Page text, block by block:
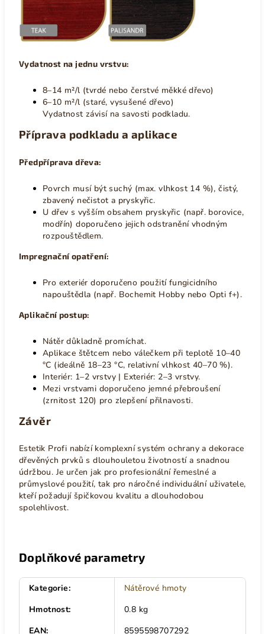
Vydatnost na jednu vrstvu:
8–14 m²/l (tvrdé nebo čerstvé měkké dřevo)
6–10 m²/l (staré, vysušené dřevo)
Vydatnost závisí na savosti podkladu.
Příprava podkladu a aplikace
Předpříprava dřeva:
Povrch musí být suchý (max. vlhkost 14 %), čistý,
zbavený nečistot a pryskyřic.
U dřev s vyšším obsahem pryskyřic (např. borovice,
modřín) doporučeno jejich odstranění vhodným
rozpouštědlem.
Impregnační opatření:
Pro exteriér doporučeno použití fungicidního
napouštědla (např. Bochemit Hobby nebo Opti f+).
Aplikační postup:
Nátěr důkladně promíchat.
Aplikace štětcem nebo válečkem při teplotě 10–40
°C (ideálně 18–23 °C, relativní vlhkost 40–70 %).
Interiér: 1–2 vrstvy | Exteriér: 2–3 vrstvy.
Mezi vrstvami doporučeno jemné přebroušení
(zrnitost 120) pro zlepšení přilnavosti.
Závěr
Estetik Profi nabízí komplexní systém ochrany a dekorace
dřevěných prvků s dlouhouletou životností a snadnou
údržbou. Je určen jak pro profesionální řemeslné a
průmyslové použití, tak pro náročné individuální uživatele,
kteří požadují špičkovou kvalitu a dlouhodobou
spolehlivost.
Doplňkové parametry
Kategorie:
Nátěrové hmoty
Hmotnost:
0.8 kg
EAN: 8595598707292